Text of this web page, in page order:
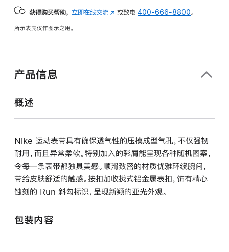
获得购买帮助， 立即在线交流 (在
中
或致电400-666-8800 。
所示表壳仅作图示之用。
产品信息
概述
Nike 运动表带具有确保透气性的压模成型气孔，不仅强韧
耐用，而且异常柔软。特别加入的彩屑能呈现各种随机图案，
令每一条表带都独具美感。顺滑致密的材质优雅环绕腕间，
带给皮肤舒适的触感。按扣加收拢式铝金属表扣，饰有精心
蚀刻的 Run 斜勾标识，呈现新颖的亚光外观。
包装内容